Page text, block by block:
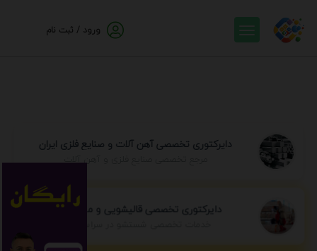
ورود / ثبت نام
دایرکتوری تخصصی آهن آلات و صنایع فلزی ایران
مرجع تخصصی صنایع فلزی و آهن آلات
دایرکتوری تخصصی قالیشویی و مبل شویی